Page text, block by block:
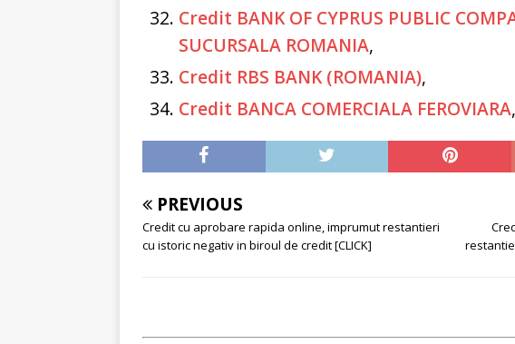
Credit BANK OF CYPRUS PUBLIC
SUCURSALA ROMANIA,
Credit RBS BANK (ROMANIA),
Credit BANCA COMERCIALA FEROVIARA,
PREVIOUS
Credit cu aprobare rapida online, imprumut restantieri
cu istoric negativ in biroul de credit [CLICK]